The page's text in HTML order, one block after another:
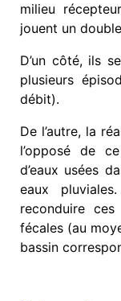
milieu
jouent un
D’un côté, ils
plusieurs
débit).
De l’autre, la
l’opposé de
d’eaux usées
eaux
reconduire
fécales (au
bassin